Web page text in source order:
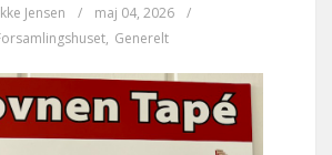
Jensen / maj 04, 2026
/
, Generelt